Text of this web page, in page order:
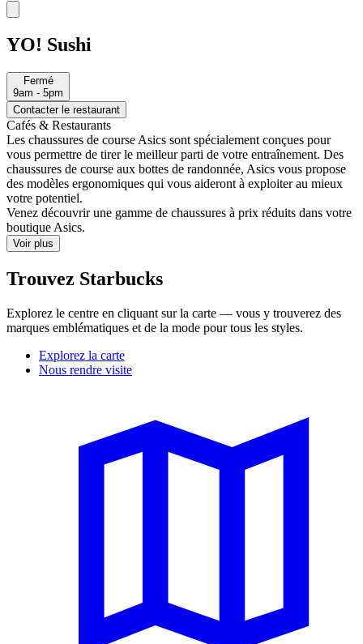
YO! Sushi
Fermé
9am - 5pm
Contacter le restaurant
Cafés & Restaurants
Les chaussures de course Asics sont spécialement conçues pour
vous permettre de tirer le meilleur parti de votre entraînement. Des
chaussures de course aux bottes de randonnée, Asics vous propose
des modèles ergonomiques qui vous aideront à exploiter au mieux
votre potentiel.
Venez découvrir une gamme de chaussures à prix réduits dans votre
boutique Asics.
Voir plus
Trouvez Starbucks
Explorez le centre en cliquant sur la carte — vous y trouverez des
marques emblématiques et de la mode pour tous les styles.
Explorez la carte
Nous rendre visite